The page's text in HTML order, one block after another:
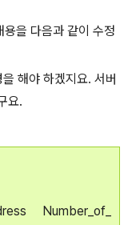
용을 다음과 같이 수정
해야 하겠지요. 서버
요.
Number_of_